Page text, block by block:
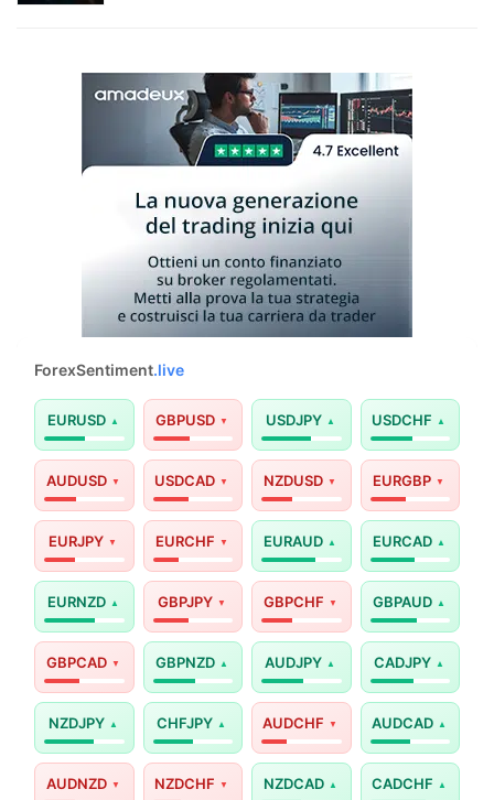
ForexSentiment.live
EURUSD GBPUSD USDJPY USDCHF
AUDUSD USDCAD NZDUSD EURGBP
EURJPY EURCHF EURAUD EURCAD
EURNZD GBPJPY GBPCHF GBPAUD
GBPCAD GBPNZD AUDJPY CADJPY
NZDJPY CHFJPY AUDCHF AUDCAD
AUDNZD NZDCHF NZDCAD CADCHF